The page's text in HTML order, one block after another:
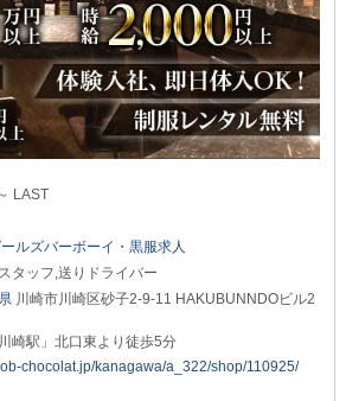
LAST
ルズバーボーイ・黒服求人
タッフ,送りドライバー
川崎市川崎区砂子2-9-11 HAKUBUNNDOビル2
崎駅」北口東より徒歩5分
chocolat.jp/kanagawa/a_322/shop/110925/